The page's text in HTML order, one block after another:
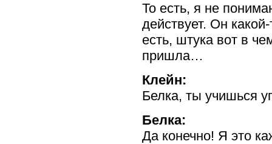
То есть, я не
действует. Он
есть, штука вот в
пришла…
Клейн:
Белка, ты учишься
Белка:
Да конечно! Я это